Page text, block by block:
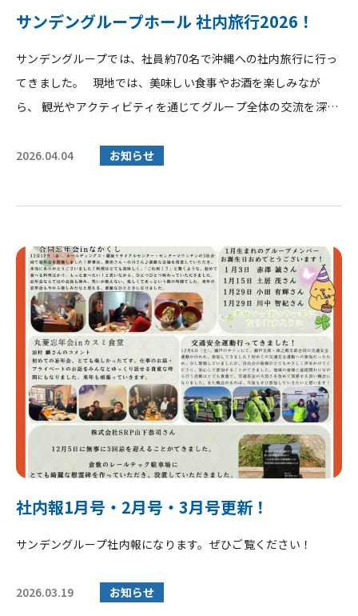
サンデングループホール 社内旅行2026！
サンデングループでは、社員約70名で沖縄への社内旅行に行っ
てきました。 現地では、美味しい食事やお酒を楽しみなが
ら、 観光やアクティビティを通じてグループ全体の交流を深め
2026.04.04
お知らせ
社内報1月号・2月号・3月号更新！
サンデングループ社内報になります。ぜひご覧ください！
2026.03.19 お知らせ